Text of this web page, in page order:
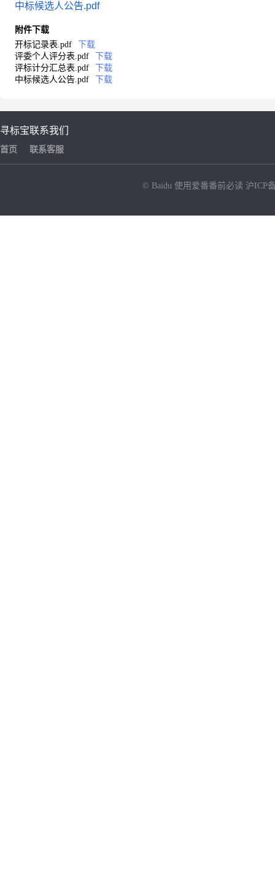
中标候选人公告.pdf
附件下载
开标记录表.pdf
下载
评委个人评分表.pdf
下载
评标计分汇总表.pdf
下载
中标候选人公告.pdf
下载
寻标宝
首页
联系我们
联系客服
© Baidu 使用爱番番前必读 沪ICP